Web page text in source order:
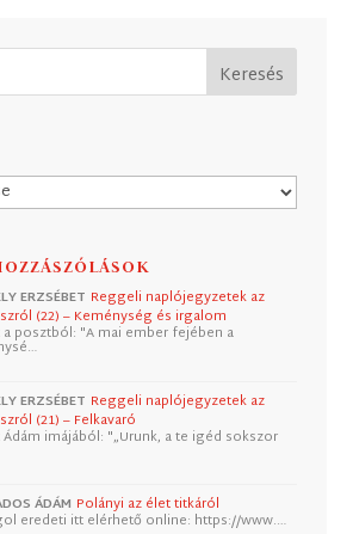
ERZSÉBET Reggeli naplójegyzetek az
(22) – Keménység és irgalom
a posztból: "A mai ember fejében a
ERZSÉBET Reggeli naplójegyzetek az
(21) – Felkavaró
imájából: "„Urunk, a te igéd sokszor
ÁDÁM Polányi az élet titkáról
eredeti itt elérhető online: https://www.…